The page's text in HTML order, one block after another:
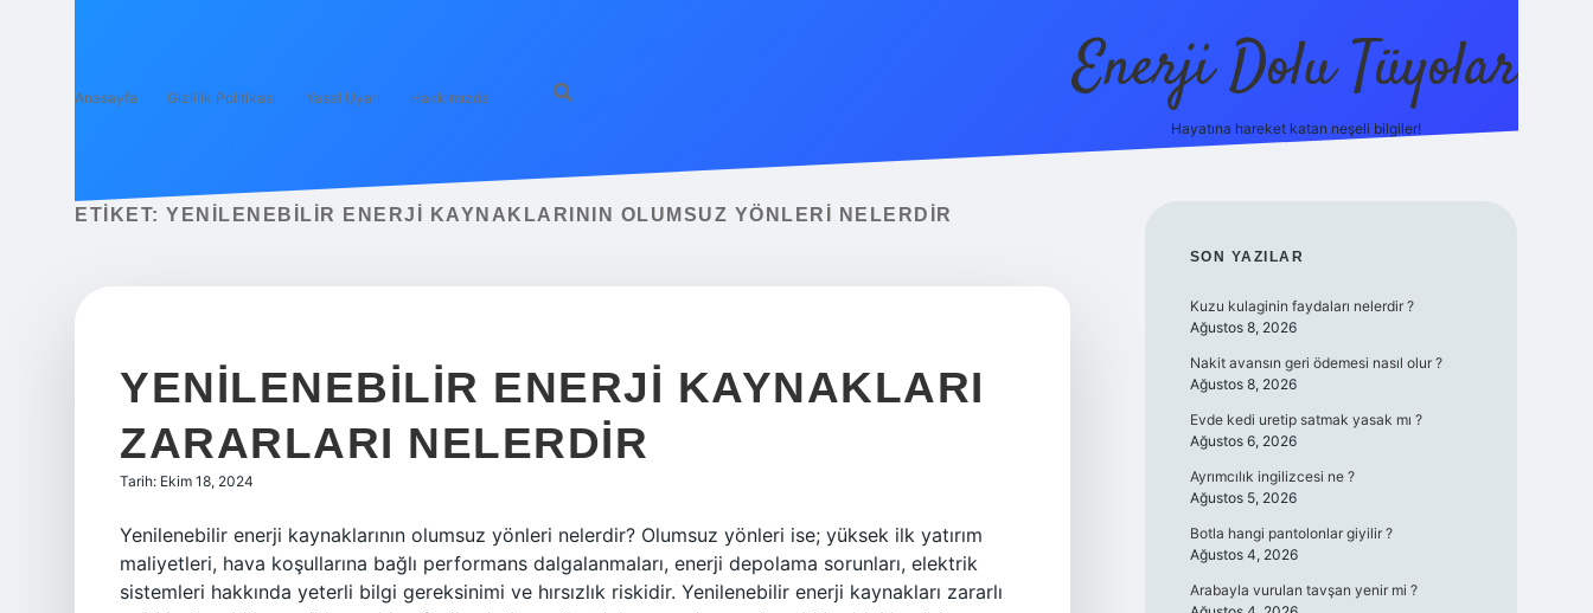
Anasayfa Gizlilik Politikası Yasal Uyarı Hakkımızda Enerji Dolu Tüyolar
Hayatına hareket katan neşeli bilgiler!
ETIKET: YENILENEBILIR ENERJI KAYNAKLARININ OLUMSUZ YÖNLERI NELERDIR
YENILENEBILIR ENERJI KAYNAKLARI
ZARARLARI NELERDIR
Tarih: Ekim 18, 2024
Yenilenebilir enerji kaynaklarının olumsuz yönleri nelerdir? Olumsuz yönleri ise; yüksek ilk yatırım
maliyetleri, hava koşullarına bağlı performans dalgalanmaları, enerji depolama sorunları, elektrik
sistemleri hakkında yeterli bilgi gereksinimi ve hırsızlık riskidir. Yenilenebilir enerji kaynakları zararlı
SIDEBAR
SON YAZILAR
Kuzu kulaginin faydaları nelerdir ?
Ağustos 8, 2026
Nakit avansın geri ödemesi nasıl olur ?
Ağustos 8, 2026
Evde kedi uretip satmak yasak mı ?
Ağustos 6, 2026
Ayrımcılık ingilizcesi ne ?
Ağustos 5, 2026
Botla hangi pantolonlar giyilir ?
Ağustos 4, 2026
Arabayla vurulan tavşan yenir mi ?